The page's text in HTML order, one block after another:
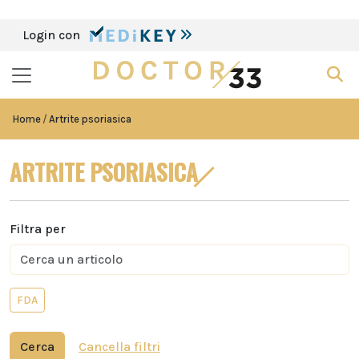
Login con
Home Artrite psoriasica
ARTRITE PSORIASICA
Filtra per
FDA
Cerca Cancella filtri